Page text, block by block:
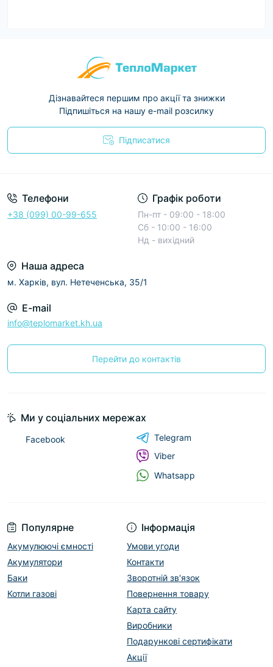
Дізнавайтеся першим про акції та знижки
Підпишіться на нашу e-mail розсилку
Підписатися
Телефони
+38 (099) 00-99-655
Графік роботи
Пн-пт - 09:00 - 18:00
Сб - 10:00 - 16:00
Нд - вихідний
Наша адреса
м. Харків, вул. Нетеченська, 35/1
E-mail
info@teplomarket.kh.ua
Перейти до контактів
Популярне
Акумулюючі ємності
Акумулятори
Баки
Котли газові
Інформація
Умови угоди
Контакти
Зворотній зв'язок
Повернення товару
Карта сайту
Виробники
Подарункові сертифікати
Акції
Ми у соціальних мережах
Facebook
Telegram
Viber
Whatsapp